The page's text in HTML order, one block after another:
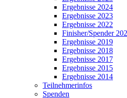
Ergebnisse 2024
Ergebnisse 2023
Ergebnisse 2022
Finisher/Spender
Ergebnisse 2019
Ergebnisse 2018
Ergebnisse 2017
Ergebnisse 2015
Ergebnisse 2014
Teilnehmerinfos
Spenden